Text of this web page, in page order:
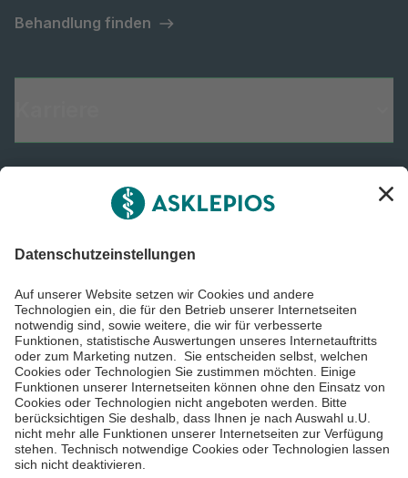
Behandlung finden
Informiert bleiben
Impressum
Datenschutzinformationen
Barrierefreiheit